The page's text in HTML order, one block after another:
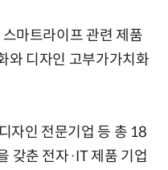
마트라이프 관련 제품
와 디자인 고부가가치화
자인 전문기업 등 총 18
갖춘 전자·IT 제품 기업